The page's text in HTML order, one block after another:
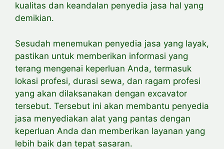
kualitas dan keandalan penyedia jasa hal yang
demikian.
Sesudah menemukan penyedia jasa yang layak,
pastikan untuk memberikan informasi yang
terang mengenai keperluan Anda, termasuk
lokasi profesi, durasi sewa, dan ragam profesi
yang akan dilaksanakan dengan excavator
tersebut. Tersebut ini akan membantu penyedia
jasa menyediakan alat yang pantas dengan
keperluan Anda dan memberikan layanan yang
lebih baik dan tepat sasaran.